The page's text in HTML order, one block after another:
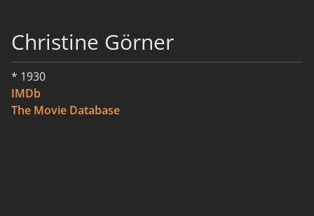
Christine Görner
* 1930
IMDb
The Movie Database